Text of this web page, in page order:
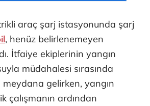
araç şarj istasyonunda şarj
, henüz belirlenemeyen
İtfaiye ekiplerinin yangın
müdahalesi sırasında
gelirken, yangın
çalışmanın ardından